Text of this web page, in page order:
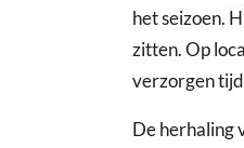
het seizoen.
zitten. Op
verzorgen
De herhaling